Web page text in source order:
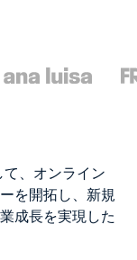
、オンライン
を開拓し、新規
成長を実現した